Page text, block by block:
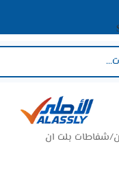
/شفاطات بلت ان